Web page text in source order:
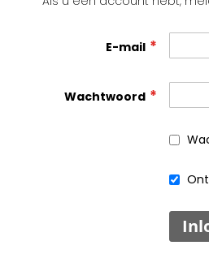
E-mail
Wachtwoord